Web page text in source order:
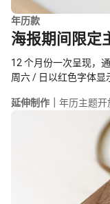
年历款
海报期间限定
12 个月份一次呈现，
周六 / 日以红色字体显
延伸制作｜ 年历主题开